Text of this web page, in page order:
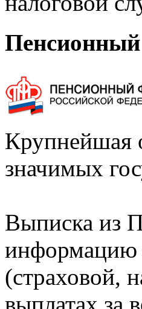
Крупнейшая
значимых
Выписка из
информацию
(страховой,
выплатах за